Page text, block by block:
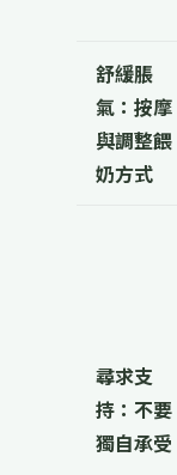
舒緩脹
氣：按摩
與調整餵
奶方式
尋求支
持：不要
獨自承受